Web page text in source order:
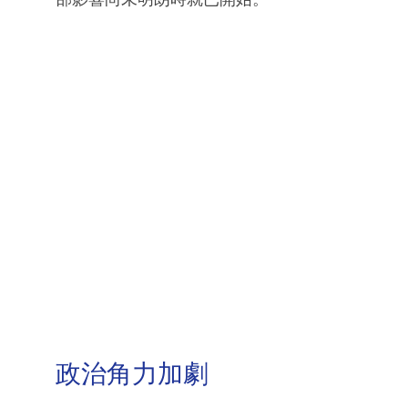
政治角力加劇